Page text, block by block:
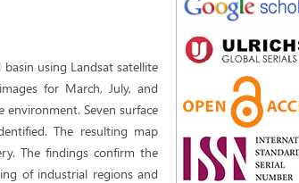
using Landsat satellite
for March, July, and
Seven surface
The resulting map
The findings confirm the
of industrial regions and